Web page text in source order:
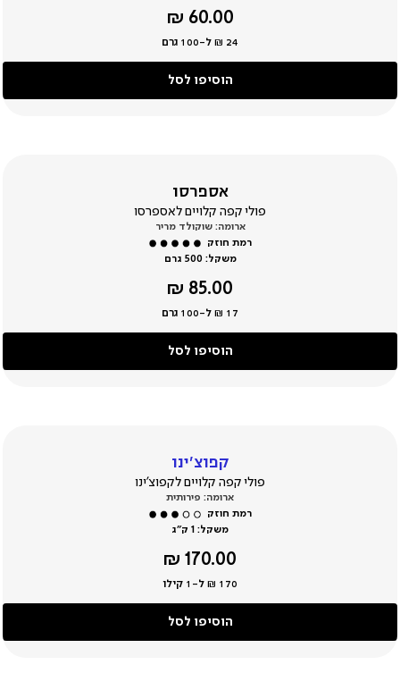
מחיר
מוצר
60.00 ₪
24 ₪ ל-100 גרם
הוסיפו לסל
אספרסו
פולי קפה קלויים לאספרסו
ארומה: שוקולד מריר
משקל: 500 גרם
מחיר
מוצר
85.00 ₪
17 ₪ ל-100 גרם
הוסיפו לסל
קפוצ’ינו
פולי קפה קלויים לקפוצ’ינו
ארומה: פירותית
משקל: 1 ק”ג
מחיר
170.00 ₪
170 ₪ ל-1 קילו
הוסיפו לסל